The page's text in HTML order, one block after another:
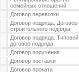
семейных отношений
Договор перевозки
Договор подряда. Договор
строительного подряда
Договор подряда. Типовой
договор подряда
Договор поручения
Договор поставки
Договор проката